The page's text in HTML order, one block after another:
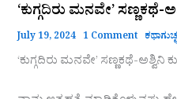
‘ಕುಗ್ಗದಿರು ಮನವೇ’ ಸಣ್ಣಕಥೆ-
July 19, 2024 1 Comment ಕಥಾಗುಚ್ಛ
‘ಕುಗ್ಗದಿರು ಮನವೇ’ ಸಣ್ಣಕಥೆ-ಅಶ್ವಿನಿ